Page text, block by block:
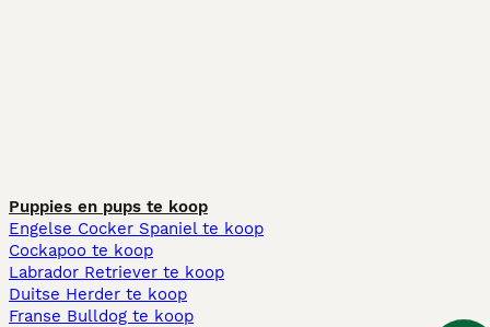
Puppies en pups te koop
Engelse Cocker Spaniel te koop
Cockapoo te koop
Labrador Retriever te koop
Duitse Herder te koop
Franse Bulldog te koop